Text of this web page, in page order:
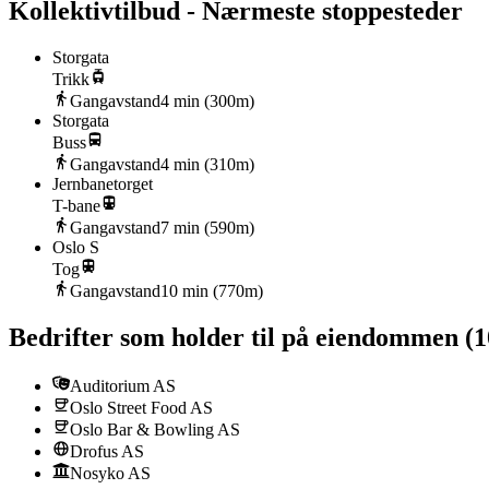
Kollektivtilbud - Nærmeste stoppesteder
Storgata
Trikk
Gangavstand4 min (300m)
Storgata
Buss
Gangavstand4 min (310m)
Jernbanetorget
T-bane
Gangavstand7 min (590m)
Oslo S
Tog
Gangavstand10 min (770m)
Bedrifter som holder til på eiendommen (
Auditorium AS
Oslo Street Food AS
Oslo Bar & Bowling AS
Drofus AS
Nosyko AS